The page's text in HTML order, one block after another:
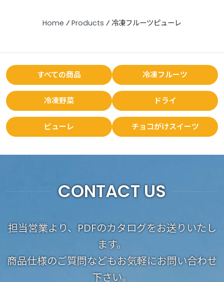
Home ⁄ Products ⁄ 冷凍フルーツピューレ
すべての商品 冷凍フルーツ
冷凍野菜 ドライ
ピューレ チョコがけスイーツ
CONTACT US
担当営業より、PDFのカタログをお送りいたし
ます。
商品仕様のご質問などもお気軽にお問い合わせ
下さい。